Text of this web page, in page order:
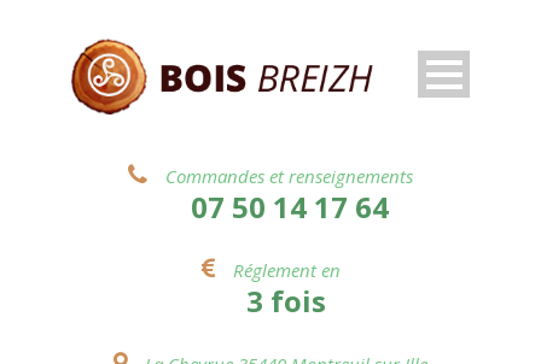
Commandes et renseignements
07 50 14 17 64
Réglement en
3 fois